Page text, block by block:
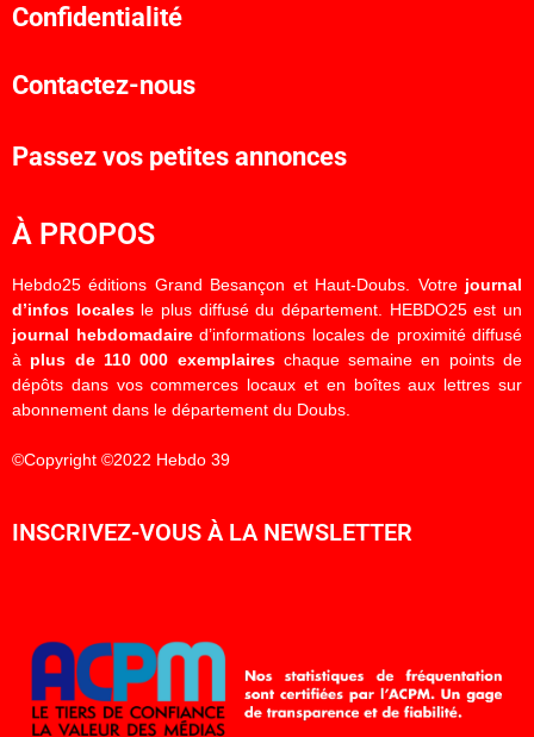
Confidentialité
Contactez-nous
Passez vos petites annonces
À PROPOS
Hebdo25 éditions Grand Besançon et Haut-Doubs. Votre journal
d’infos localesle plus diffusé du département. HEBDO25 est un
journal hebdomadaired’informations locales de proximité diffusé
à plus de 110 000 exemplaireschaque semaine en points de
dépôts dans vos commerces locaux et en boîtes aux lettres sur
abonnement dans le département du Doubs.
©Copyright ©2022 Hebdo 39
INSCRIVEZ-VOUS À LA NEWSLETTER